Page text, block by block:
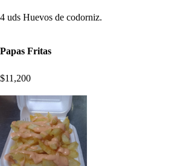
4 uds Huevos de codorniz.
Papas Fritas
$11,200